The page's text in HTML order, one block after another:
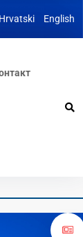
Hrvatski English